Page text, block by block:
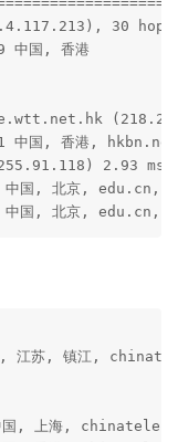
30
中国, 香港
中国, 香港, hkbn.net
2.93 ms
国, 北京, edu.cn,
国, 北京, edu.cn,
江苏, 镇江,
, 上海,